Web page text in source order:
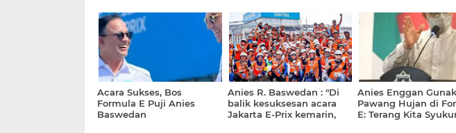
Khilafatul Muslimin
Acara Sukses, Bos
Formula E Puji Anies
Baswedan
Anies R. Baswedan : "Di
balik kesuksesan acara
Jakarta E-Prix kemarin,
Anies Enggan
Pawang Hujan di
E: Terang Kita